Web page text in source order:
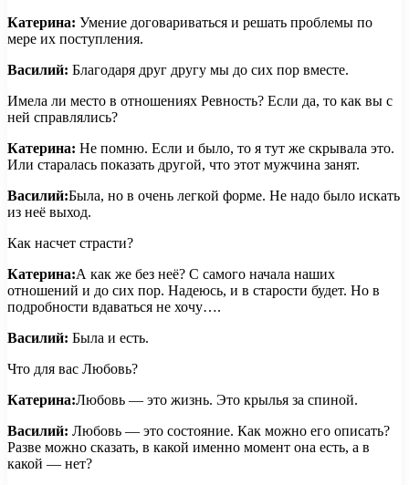
Катерина: Умение договариваться и решать проблемы по
мере их поступления.
Василий: Благодаря друг другу мы до сих пор вместе.
Имела ли место в отношениях Ревность? Если да, то как вы с
ней справлялись?
Катерина: Не помню. Если и было, то я тут же скрывала это.
Или старалась показать другой, что этот мужчина занят.
Василий:Была, но в очень легкой форме. Не надо было искать
из неё выход.
Как насчет страсти?
Катерина:А как же без неё? С самого начала наших
отношений и до сих пор. Надеюсь, и в старости будет. Но в
подробности вдаваться не хочу….
Василий: Была и есть.
Что для вас Любовь?
Катерина:Любовь — это жизнь. Это крылья за спиной.
Василий: Любовь — это состояние. Как можно его описать?
Разве можно сказать, в какой именно момент она есть, а в
какой — нет?